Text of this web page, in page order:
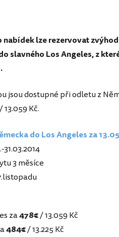
lze rezervovat
slavného Los Angeles, z
jsou dostupné při odletu z
Kč.
do Los Angeles za
3 měsíce
za478€/ 13.059 Kč
484€/ 13.225 Kč